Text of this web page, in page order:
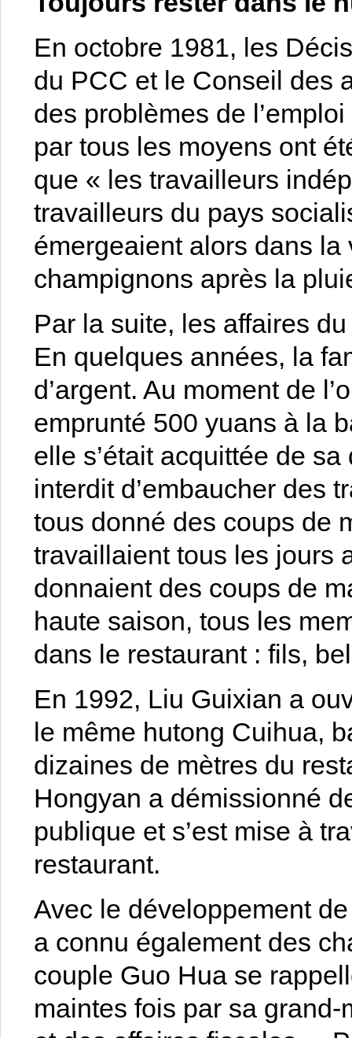
En octobre 1981, les
du PCC et le Conseil des
des problèmes de
par tous les moyens ont
que « les travailleurs
travailleurs du pays
émergeaient alors dans
champignons après la
Par la suite, les affaires
En quelques années, la
d’argent. Au moment de
emprunté 500 yuans à la
elle s’était acquittée de
interdit d’embaucher des
tous donné des coups de
travaillaient tous les jours
donnaient des coups de
haute saison, tous les
dans le restaurant : fils,
En 1992, Liu Guixian a
le même hutong Cuihua,
dizaines de mètres du
Hongyan a démissionné
publique et s’est mise à
restaurant.
Avec le développement
a connu également des
couple Guo Hua se
maintes fois par sa